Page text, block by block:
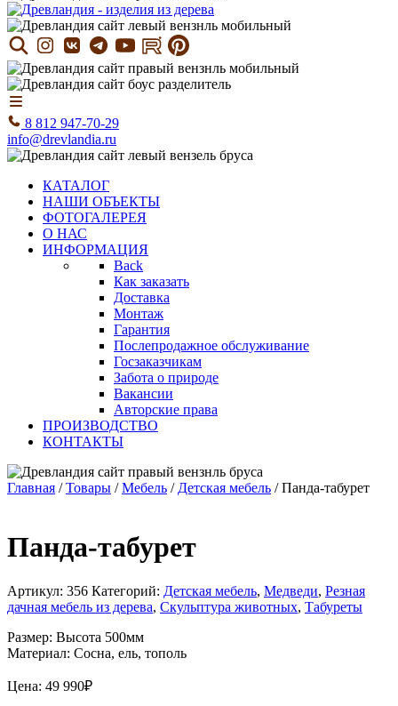
8 812 947-70-29
info@drevlandia.ru
КАТАЛОГ
НАШИ ОБЪЕКТЫ
ФОТОГАЛЕРЕЯ
О НАС
ИНФОРМАЦИЯ
Back
Как заказать
Доставка
Монтаж
Гарантия
Послепродажное обслуживание
Госзаказчикам
Забота о природе
Вакансии
Авторские права
ПРОИЗВОДСТВО
КОНТАКТЫ
Главная /Товары /Мебель / Детская мебель /Панда-табурет
Панда-табурет
Артикул: 356 Категорий: Детская мебель, Медведи, Резная
дачная мебель из дерева, Скульптура животных, Табуреты
Размер: Высота 500мм
Материал: Сосна, ель, тополь
Цена: 49 990₽